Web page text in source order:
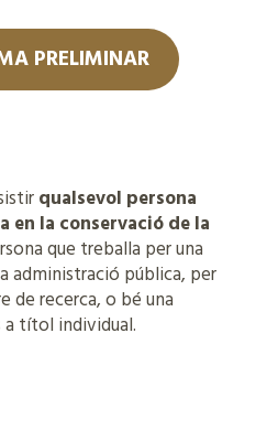
PRELIMINAR
qualsevol persona
en la conservació de la
que treballa per una
administració pública, per
de recerca, o bé una
títol individual.